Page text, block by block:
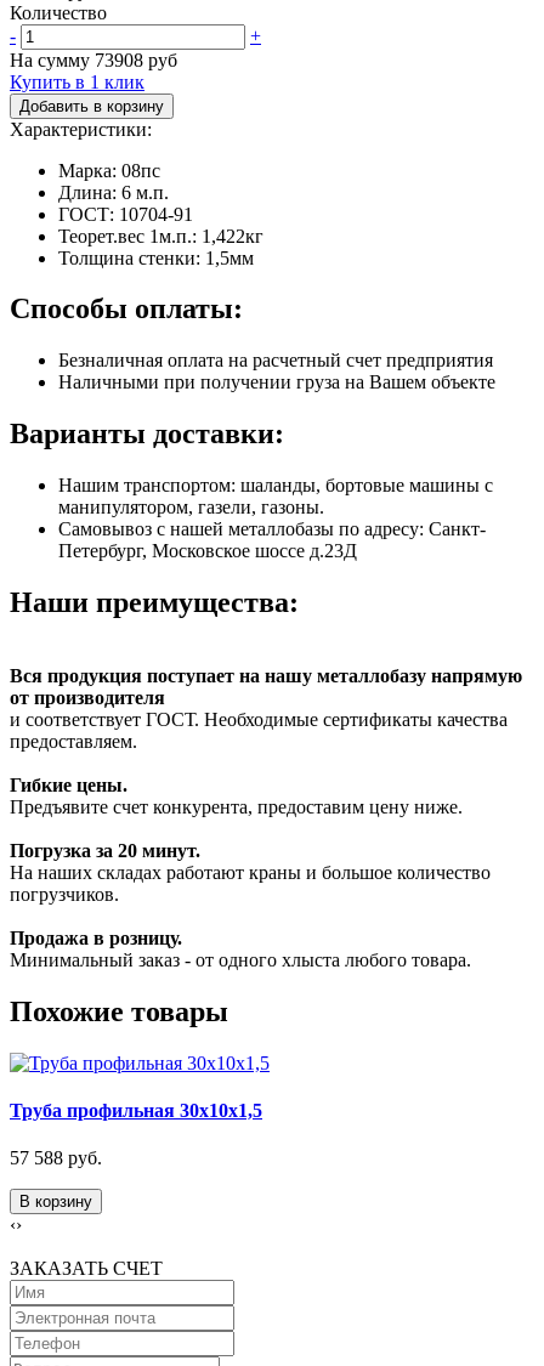
Количество
-
+
На сумму 73908 руб
Купить в 1 клик
Добавить в корзину
Характеристики:
Марка: 08пс
Длина: 6 м.п.
ГОСТ: 10704-91
Теорет.вес 1м.п.: 1,422кг
Толщина стенки: 1,5мм
Способы оплаты:
Безналичная оплата на расчетный счет предприятия
Наличными при получении груза на Вашем объекте
Варианты доставки:
Нашим транспортом: шаланды, бортовые машины с
манипулятором, газели, газоны.
Самовывоз с нашей металлобазы по адресу: Санкт-
Петербург, Московское шоссе д.23Д
Наши преимущества:
Вся продукция поступает на нашу металлобазу напрямую
от производителя
и соответствует ГОСТ. Необходимые сертификаты качества
предоставляем.
Гибкие цены.
Предъявите счет конкурента, предоставим цену ниже.
Погрузка за 20 минут.
На наших складах работают краны и большое количество
погрузчиков.
Продажа в розницу.
Минимальный заказ - от одного хлыста любого товара.
Похожие товары
Труба профильная 30х10х1,5
57 588 руб.
В корзину
‹›
ЗАКАЗАТЬ СЧЕТ